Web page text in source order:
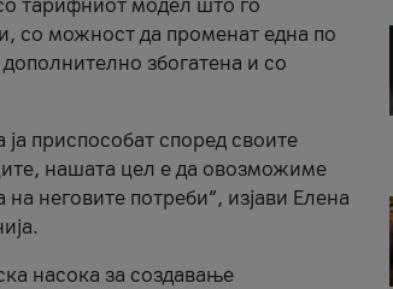
тарифниот модел што го
со можност да променат една по
збогатена и со
приспособат според своите
нашата цел е да овозможиме
неговите потреби“, изјави Елена
насока за создавање